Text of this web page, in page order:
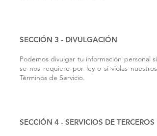
SECCIÓN 3 - DIVULGACIÓN
Podemos divulgar tu información personal si
se nos requiere por ley o si violas nuestros
Términos de Servicio.
SECCIÓN 4 - SERVICIOS DE TERCEROS